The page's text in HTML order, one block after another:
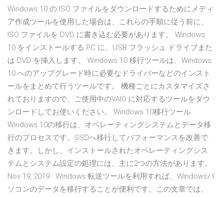
Windows 10 の ISO ファイルをダウンロードするためにメディ
ア作成ツールを使用した場合は、これらの手順に従う前に、
ISO ファイルを DVD に書き込む必要があります。 Windows
10 をインストールする PC に、USB フラッシュ ドライブまた
は DVD を挿入します。 Windows 10 移行ツールは、Windows
10 へのアップグレード時に必要なドライバーなどのインスト
ールをまとめて行うツールです。 機種ごとにカスタマイズさ
れておりますので、ご使用中のVAIO に対応するツールをダウ
ンロードしてお使いください。 Windows 10移行ツール.
Windows 10の移行は、オペレーティングシステムとデータ移
行のプロセスです。SSDへ移行してパフォーマンスを改善で
きます。しかし、インストールされたオペレーティングシス
テムとシステム設定の処理には、主に2つの方法があります。
Nov 19, 2019 · Windows 転送ツールを利用すれば、Windowsパ
ソコンのデータを移行することが便利です。この文章では、